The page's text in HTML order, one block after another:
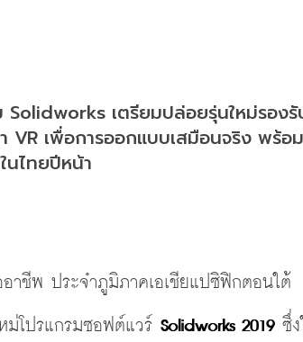
เตรียมปล่อยรุ่นใหม่รองรั
VR เพื่อการออกแบบเสมือนจริง พร้อม
นไทยปีหน้า
ม่โปรแกรมซอฟต์แวร์ Solidworks 2019 ซึ่ง